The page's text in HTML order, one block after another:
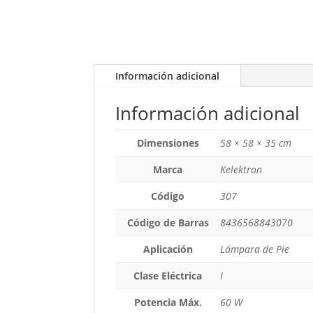
Información adicional
Información adicional
Dimensiones
58 × 58 × 35 cm
Marca
Kelektron
Código
307
Código de Barras
8436568843070
Aplicación
Lámpara de Pie
Clase Eléctrica
I
Potencia Máx.
60 W